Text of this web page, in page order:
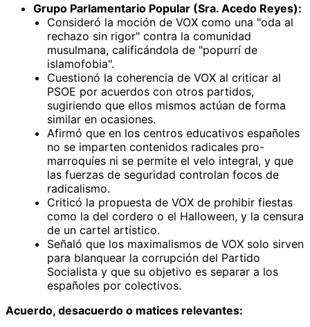
Grupo Parlamentario Popular (Sra. Acedo Reyes):
Consideró la moción de VOX como una "oda al
rechazo sin rigor" contra la comunidad
musulmana, calificándola de "popurrí de
islamofobia".
Cuestionó la coherencia de VOX al criticar al
PSOE por acuerdos con otros partidos,
sugiriendo que ellos mismos actúan de forma
similar en ocasiones.
Afirmó que en los centros educativos españoles
no se imparten contenidos radicales pro-
marroquíes ni se permite el velo integral, y que
las fuerzas de seguridad controlan focos de
radicalismo.
Criticó la propuesta de VOX de prohibir fiestas
como la del cordero o el Halloween, y la censura
de un cartel artístico.
Señaló que los maximalismos de VOX solo sirven
para blanquear la corrupción del Partido
Socialista y que su objetivo es separar a los
españoles por colectivos.
Acuerdo, desacuerdo o matices relevantes: